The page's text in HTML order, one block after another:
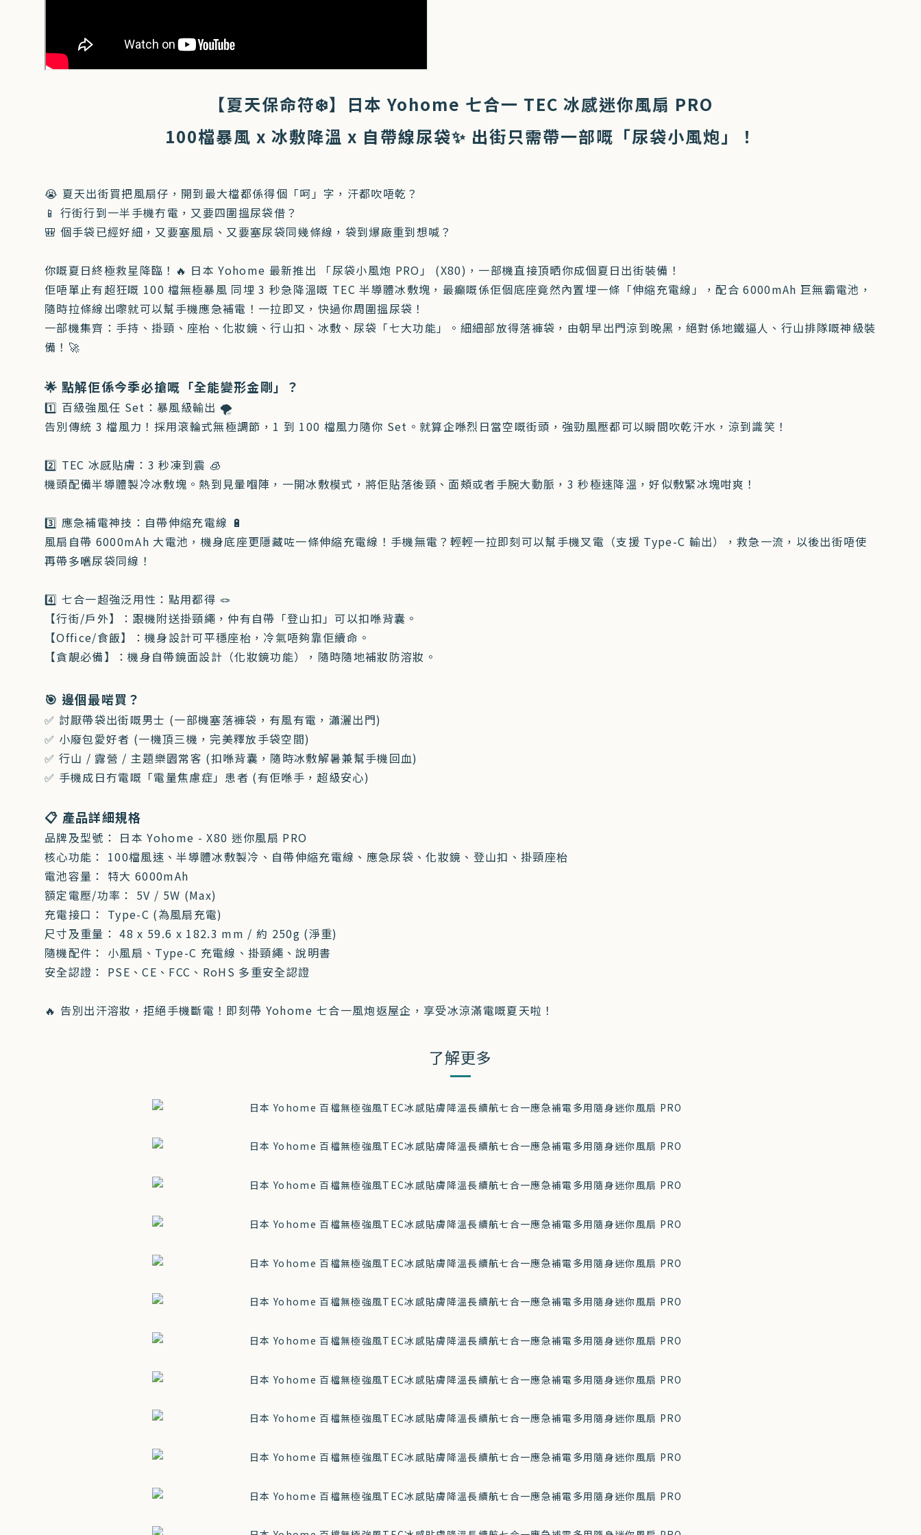
【夏天保命符❄️】日本 Yohome 七合一 TEC 冰感迷你風扇 PRO
100檔暴風 x 冰敷降溫 x 自帶線尿袋✨ 出街只需帶一部嘅「尿袋小風炮」！
😭 夏天出街買把風扇仔，開到最大檔都係得個「呵」字，汗都吹唔乾？
📱 行街行到一半手機冇電，又要四圍搵尿袋借？
🎒 個手袋已經好細，又要塞風扇、又要塞尿袋同幾條線，袋到爆廠重到想喊？
你嘅夏日終極救星降臨！🔥 日本 Yohome 最新推出 「尿袋小風炮 PRO」 (X80)，一部機直接頂晒你成個夏日出街裝備！
佢唔單止有超狂嘅 100 檔無極暴風 同埋 3 秒急降溫嘅 TEC 半導體冰敷塊，最癲嘅係佢個底座竟然內置埋一條「伸縮充電線」，配合 6000mAh 巨無霸電池，
隨時拉條線出嚟就可以幫手機應急補電！一拉即叉，快過你周圍搵尿袋！
一部機集齊：手持、掛頸、座枱、化妝鏡、行山扣、冰敷、尿袋「七大功能」。細細部放得落褲袋，由朝早出門涼到晚黑，絕對係地鐵逼人、行山排隊嘅神級裝
備！🚀
🌟 點解佢係今季必搶嘅「全能變形金剛」？
1️⃣ 百級強風任 Set：暴風級輸出 🌪️
告別傳統 3 檔風力！採用滾輪式無極調節，1 到 100 檔風力隨你 Set。就算企喺烈日當空嘅街頭，強勁風壓都可以瞬間吹乾汗水，涼到識笑！
2️⃣ TEC 冰感貼膚：3 秒凍到震 🧊
機頭配備半導體製冷冰敷塊。熱到見暈嗰陣，一開冰敷模式，將佢貼落後頸、面頰或者手腕大動脈，3 秒極速降溫，好似敷緊冰塊咁爽！
3️⃣ 應急補電神技：自帶伸縮充電線 🔋
風扇自帶 6000mAh 大電池，機身底座更隱藏咗一條伸縮充電線！手機無電？輕輕一拉即刻可以幫手機叉電（支援 Type-C 輸出），救急一流，以後出街唔使
再帶多嚿尿袋同線！
4️⃣ 七合一超強泛用性：點用都得 🪢
【行街/戶外】：跟機附送掛頸繩，仲有自帶「登山扣」可以扣喺背囊。
【Office/食飯】：機身設計可平穩座枱，冷氣唔夠靠佢續命。
【貪靚必備】：機身自帶鏡面設計（化妝鏡功能），隨時隨地補妝防溶妝。
🎯 邊個最啱買？
✅ 討厭帶袋出街嘅男士 (一部機塞落褲袋，有風有電，瀟灑出門)
✅ 小廢包愛好者 (一機頂三機，完美釋放手袋空間)
✅ 行山 / 露營 / 主題樂園常客 (扣喺背囊，隨時冰敷解暑兼幫手機回血)
✅ 手機成日冇電嘅「電量焦慮症」患者 (有佢喺手，超級安心)
📋 產品詳細規格
品牌及型號： 日本 Yohome - X80 迷你風扇 PRO
核心功能： 100檔風速、半導體冰敷製冷、自帶伸縮充電線、應急尿袋、化妝鏡、登山扣、掛頸座枱
電池容量： 特大 6000mAh
額定電壓/功率： 5V / 5W (Max)
充電接口： Type-C (為風扇充電)
尺寸及重量： 48 x 59.6 x 182.3 mm / 約 250g (淨重)
隨機配件： 小風扇、Type-C 充電線、掛頸繩、說明書
安全認證： PSE、CE、FCC、RoHS 多重安全認證
🔥 告別出汗溶妝，拒絕手機斷電！即刻帶 Yohome 七合一風炮返屋企，享受冰涼滿電嘅夏天啦！
了解更多